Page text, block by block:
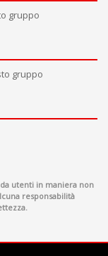
gruppo
gruppo
utenti in maniera non
responsabilità